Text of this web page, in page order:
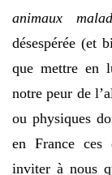
animaux
désespérée (et
que mettre en
notre peur de
ou physiques
en France ces
inviter à nous